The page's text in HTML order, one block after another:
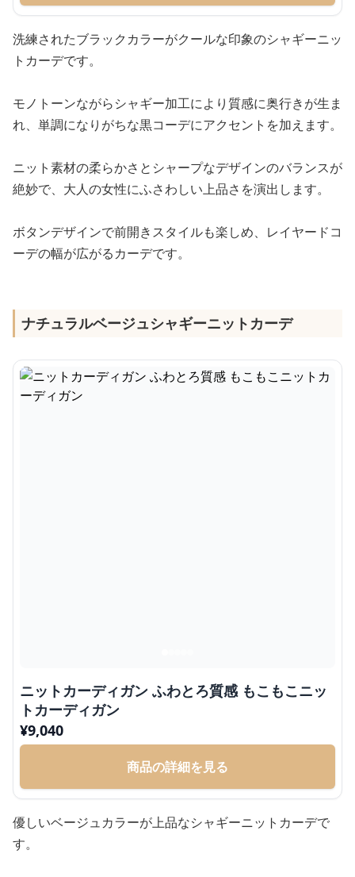
洗練されたブラックカラーがクールな印象のシャギーニッ
トカーデです。
モノトーンながらシャギー加工により質感に奥行きが生ま
れ、単調になりがちな黒コーデにアクセントを加えます。
ニット素材の柔らかさとシャープなデザインのバランスが
絶妙で、大人の女性にふさわしい上品さを演出します。
ボタンデザインで前開きスタイルも楽しめ、レイヤードコ
ーデの幅が広がるカーデです。
ナチュラルベージュシャギーニットカーデ
ニットカーディガン ふわとろ質感 もこもこニッ
トカーディガン
¥9,040
商品の詳細を見る
優しいベージュカラーが上品なシャギーニットカーデで
す。